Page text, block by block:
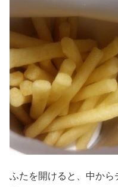
ふたを開けると、中か